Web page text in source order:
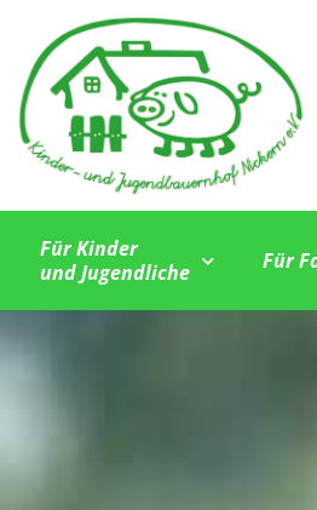
Für Kinder
und Jugendliche
Für